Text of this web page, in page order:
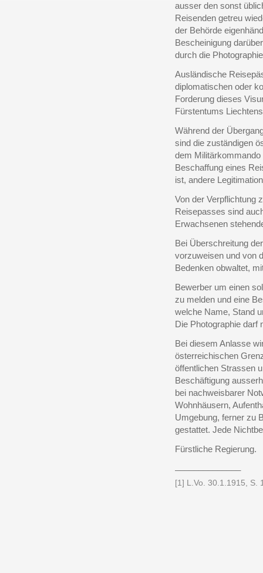
ausser den sonst
Reisenden getreu
der Behörde
Bescheinigung
durch die
Ausländische
diplomatischen oder
Forderung dieses
Fürstentums
Während der
sind die zuständigen
dem Militärkommando
Beschaffung eines
ist, andere
Von der Verpflichtung
Reisepasses sind
Erwachsenen
Bei Überschreitung
vorzuweisen und von
Bedenken obwaltet,
Bewerber um einen
zu melden und eine
welche Name, Stand
Die Photographie darf
Bei diesem Anlasse
österreichischen
öffentlichen Strassen
Beschäftigung
bei nachweisbarer
Wohnhäusern,
Umgebung, ferner zu
gestattet. Jede
Fürstliche Regierung.
[1] L.Vo. 30.1.1915, S.